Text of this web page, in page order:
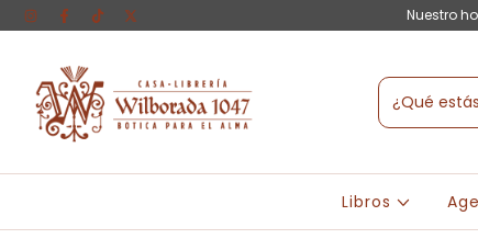
Nuestro
Libros